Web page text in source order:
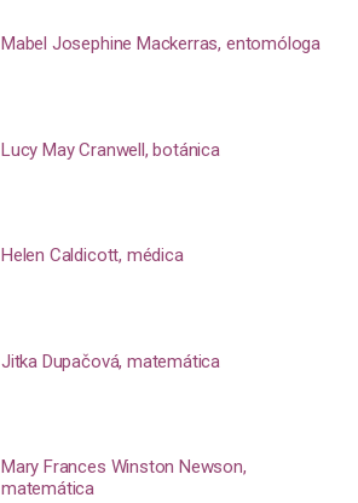
Mabel Josephine Mackerras, entomóloga
Lucy May Cranwell, botánica
Helen Caldicott, médica
Jitka Dupačová, matemática
Mary Frances Winston Newson,
matemática